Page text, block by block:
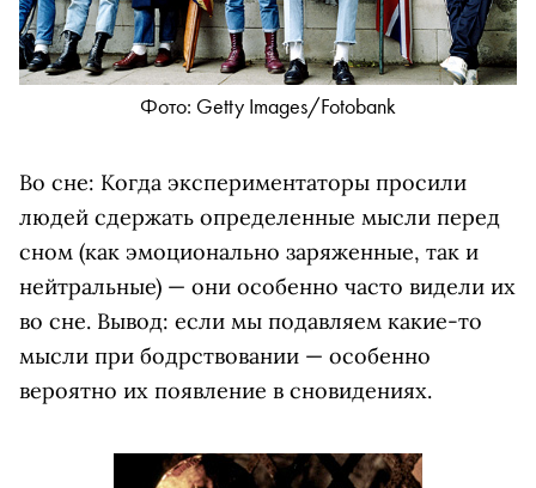
Фото: Getty Images/Fotobank
Во сне: Когда экспериментаторы просили
людей сдержать определенные мысли перед
сном (как эмоционально заряженные, так и
нейтральные) — они особенно часто видели их
во сне. Вывод: если мы подавляем какие-то
мысли при бодрствовании — особенно
вероятно их появление в сновидениях.